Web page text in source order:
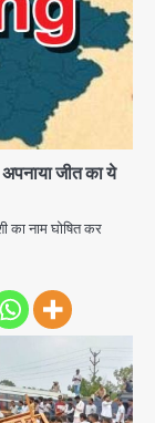
जीत का ये
का नाम घोषित कर